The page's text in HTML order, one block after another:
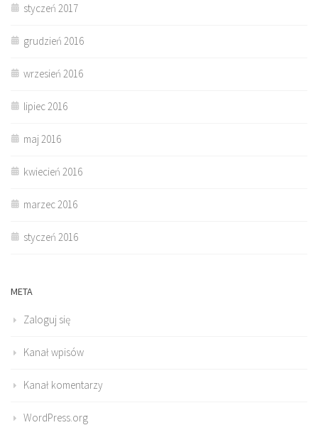
styczeń 2017
grudzień 2016
wrzesień 2016
lipiec 2016
maj 2016
kwiecień 2016
marzec 2016
styczeń 2016
META
Zaloguj się
Kanał wpisów
Kanał komentarzy
WordPress.org